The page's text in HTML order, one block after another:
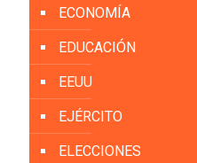
ECONOMÍA
EDUCACIÓN
EEUU
EJÉRCITO
ELECCIONES